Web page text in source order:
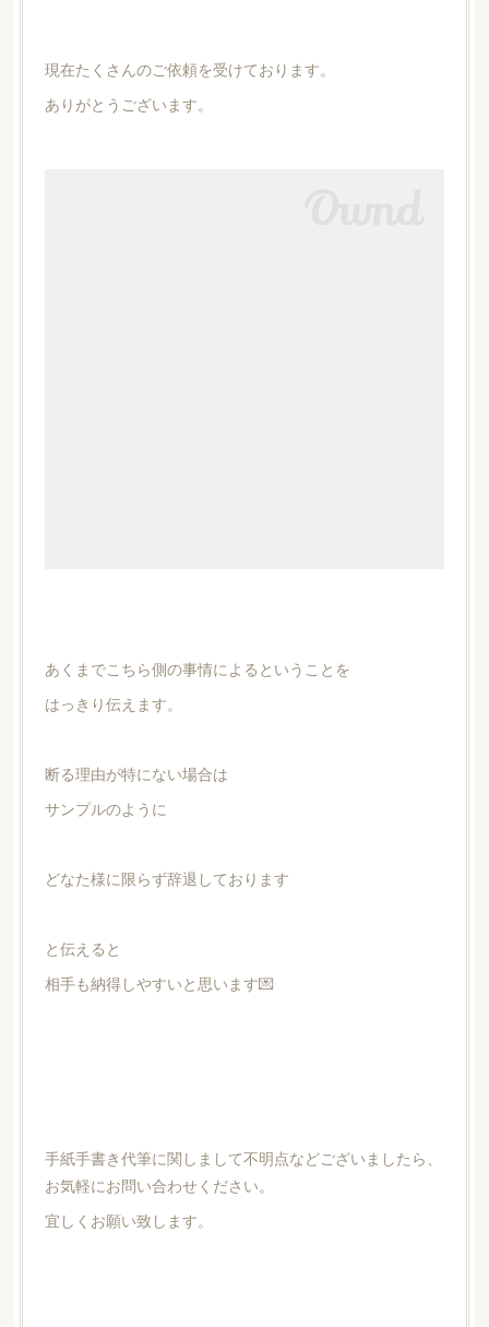
現在たくさんのご依頼を受けております。
ありがとうございます。
あくまでこちら側の事情によるということを
はっきり伝えます。
断る理由が特にない場合は
サンプルのように
どなた様に限らず辞退しております
と伝えると
相手も納得しやすいと思います💌
手紙手書き代筆に関しまして不明点などございましたら、
お気軽にお問い合わせください。
宜しくお願い致します。